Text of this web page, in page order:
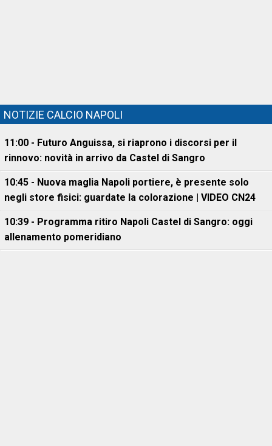
NOTIZIE CALCIO NAPOLI
11:00 - Futuro Anguissa, si riaprono i discorsi per il
rinnovo: novità in arrivo da Castel di Sangro
10:45 - Nuova maglia Napoli portiere, è presente solo
negli store fisici: guardate la colorazione | VIDEO CN24
10:39 - Programma ritiro Napoli Castel di Sangro: oggi
allenamento pomeridiano